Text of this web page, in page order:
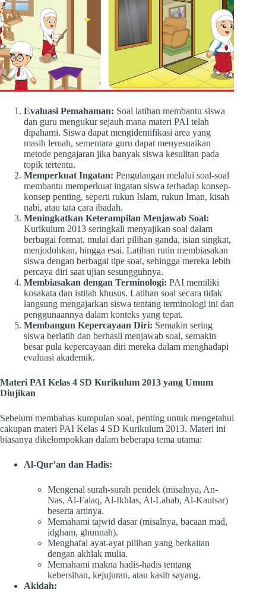
Evaluasi Pemahaman: Soal latihan membantu siswa
dan guru mengukur sejauh mana materi PAI telah
dipahami. Siswa dapat mengidentifikasi area yang
masih lemah, sementara guru dapat menyesuaikan
metode pengajaran jika banyak siswa kesulitan pada
topik tertentu.
Memperkuat Ingatan: Pengulangan melalui soal-soal
membantu memperkuat ingatan siswa terhadap konsep-
konsep penting, seperti rukun Islam, rukun Iman, kisah
nabi, atau tata cara ibadah.
Meningkatkan Keterampilan Menjawab Soal:
Kurikulum 2013 seringkali menyajikan soal dalam
berbagai format, mulai dari pilihan ganda, isian singkat,
menjodohkan, hingga esai. Latihan rutin membiasakan
siswa dengan berbagai tipe soal, sehingga mereka lebih
percaya diri saat ujian sesungguhnya.
Membiasakan dengan Terminologi: PAI memiliki
kosakata dan istilah khusus. Latihan soal secara tidak
langsung mengajarkan siswa tentang terminologi ini dan
penggunaannya dalam konteks yang tepat.
Membangun Kepercayaan Diri: Semakin sering
siswa berlatih dan berhasil menjawab soal, semakin
besar pula kepercayaan diri mereka dalam menghadapi
evaluasi akademik.
Materi PAI Kelas 4 SD Kurikulum 2013 yang Umum
Diujikan
Sebelum membahas kumpulan soal, penting untuk mengetahui
cakupan materi PAI Kelas 4 SD Kurikulum 2013. Materi ini
biasanya dikelompokkan dalam beberapa tema utama:
Al-Qur’an dan Hadis:
Mengenal surah-surah pendek (misalnya, An-
Nas, Al-Falaq, Al-Ikhlas, Al-Lahab, Al-Kautsar)
beserta artinya.
Memahami tajwid dasar (misalnya, bacaan mad,
idgham, ghunnah).
Menghafal ayat-ayat pilihan yang berkaitan
dengan akhlak mulia.
Memahami makna hadis-hadis tentang
kebersihan, kejujuran, atau kasih sayang.
Akidah: